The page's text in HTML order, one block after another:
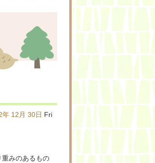
年 12月 30日 Fri
みのあるもの